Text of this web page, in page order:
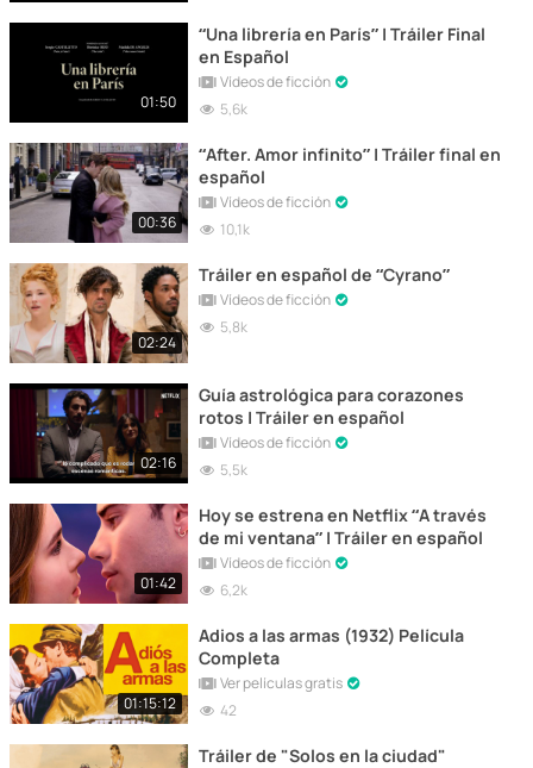
01:50
“Una librería en París” | Tráiler Final
en Español
Vídeos de ficción
5,6k
00:36
“After. Amor infinito” | Tráiler final en
español
Vídeos de ficción
10,1k
02:24
Tráiler en español de “Cyrano”
Vídeos de ficción
5,8k
02:16
Guía astrológica para corazones
rotos | Tráiler en español
Vídeos de ficción
5,5k
01:42
Hoy se estrena en Netflix “A través
de mi ventana” | Tráiler en español
Vídeos de ficción
6,2k
01:15:12
Adios a las armas (1932) Película
Completa
Ver películas gratis
42
Tráiler de "Solos en la ciudad"